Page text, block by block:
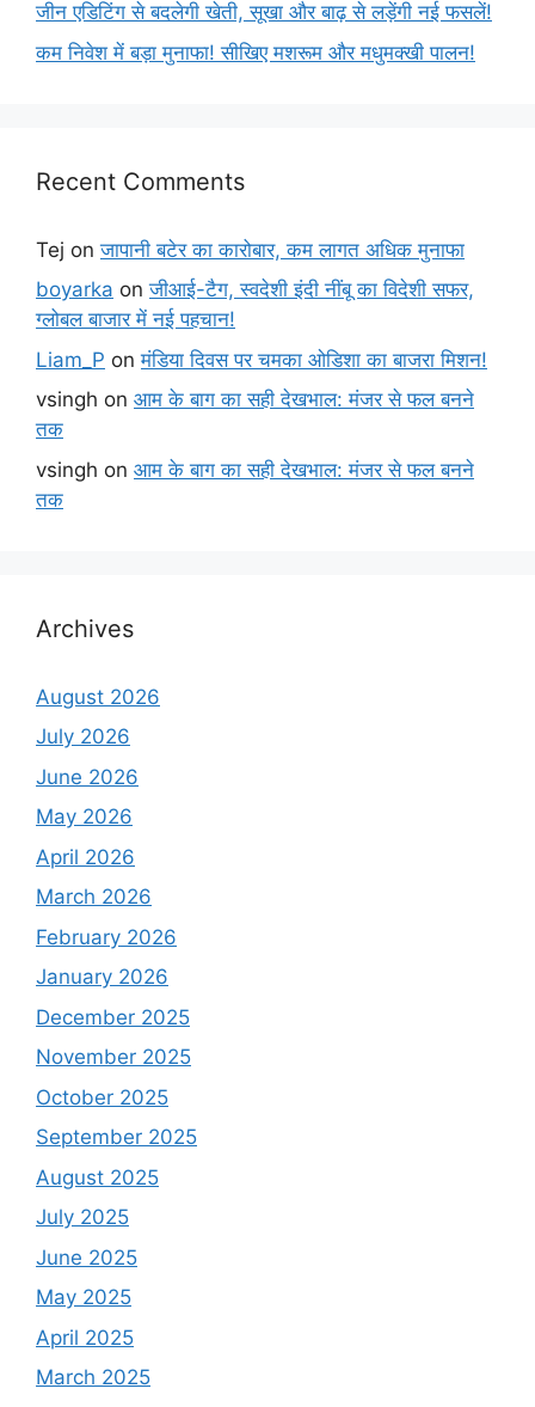
जीन एडिटिंग से बदलेगी खेती, सूखा और बाढ़ से लड़ेंगी नई फसलें!
कम निवेश में बड़ा मुनाफा! सीखिए मशरूम और मधुमक्खी पालन!
Recent Comments
Tej onजापानी बटेर का कारोबार, कम लागत अधिक मुनाफा
boyarka onजीआई-टैग, स्वदेशी इंदी नींबू का विदेशी सफर,
ग्लोबल बाजार में नई पहचान!
Liam_P onमंडिया दिवस पर चमका ओडिशा का बाजरा मिशन!
vsingh on आम के बाग का सही देखभाल: मंजर से फल बनने
तक
vsingh on आम के बाग का सही देखभाल: मंजर से फल बनने
तक
Archives
August 2026
July 2026
June 2026
May 2026
April 2026
March 2026
February 2026
January 2026
December 2025
November 2025
October 2025
September 2025
August 2025
July 2025
June 2025
May 2025
April 2025
March 2025